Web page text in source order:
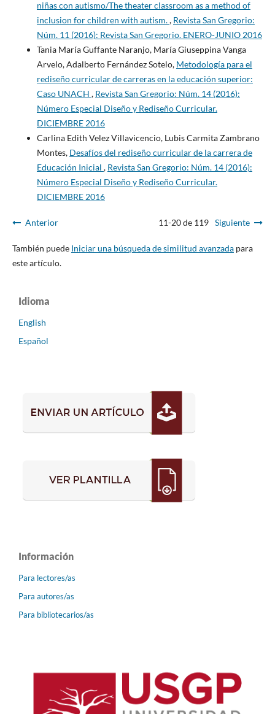
niñas con autismo/The theater classroom as a method of
inclusion for children with autism., Revista San Gregorio:
Núm. 11 (2016): Revista San Gregorio. ENERO-JUNIO 2016
Tania María Guffante Naranjo, María Giuseppina Vanga
Arvelo, Adalberto Fernández Sotelo, Metodología para el
rediseño curricular de carreras en la educación superior:
Caso UNACH , Revista San Gregorio: Núm. 14 (2016):
Número Especial Diseño y Rediseño Curricular.
DICIEMBRE 2016
Carlina Edith Velez Villavicencio, Lubis Carmita Zambrano
Montes, Desafíos del rediseño curricular de la carrera de
Educación Inicial , Revista San Gregorio: Núm. 14 (2016):
Número Especial Diseño y Rediseño Curricular.
DICIEMBRE 2016
Anterior 11-20 de 119 Siguiente
También puede Iniciar una búsqueda de similitud avanzadapara
este artículo.
Idioma
English
Español
Información
Para lectores/as
Para autores/as
Para bibliotecarios/as